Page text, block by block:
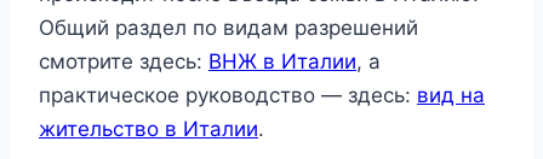
Общий раздел по видам разрешений
смотрите здесь: ВНЖ в Италии, а
практическое руководство — здесь: вид на
жительство в Италии.